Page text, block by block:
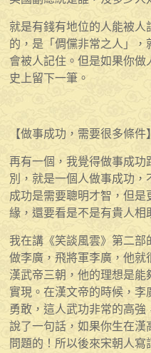
就是有錢有地位的人能被
的，是「倜儻非常之人」
會被人記住。但是如果你
史上留下一筆。
【做事成功，需要很多條件】
再有一個，我覺得做事成
別，就是一個人做事成功
成功是需要聰明才智，但
緣，還要看是不是有貴人相
我在講《笑談風雲》第二部
做李廣，飛將軍李廣，他就
漢武帝三朝，他的理想是
實現。在漢文帝的時候，
勇敢，這人武功非常的高
說了一句話，如果你生在
問題的！所以後來宋朝人